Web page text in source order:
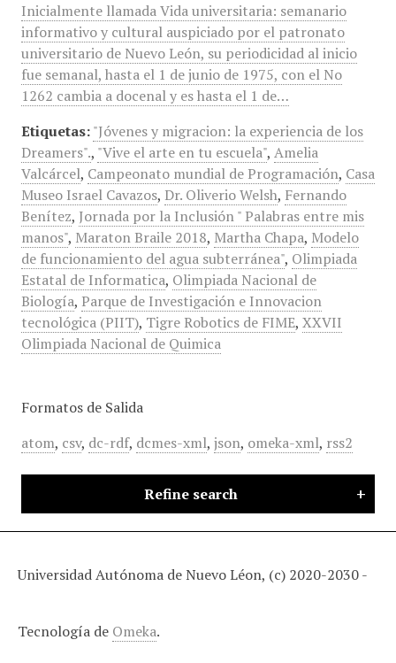
Inicialmente llamada Vida universitaria: semanario
informativo y cultural auspiciado por el patronato
universitario de Nuevo León, su periodicidad al inicio
fue semanal, hasta el 1 de junio de 1975, con el No
1262 cambia a docenal y es hasta el 1 de…
Etiquetas: "Jóvenes y migracion: la experiencia de los
Dreamers"., "Vive el arte en tu escuela", Amelia
Valcárcel, Campeonato mundial de Programación, Casa
Museo Israel Cavazos, Dr. Oliverio Welsh, Fernando
Benítez, Jornada por la Inclusión " Palabras entre mis
manos", Maraton Braile 2018, Martha Chapa, Modelo
de funcionamiento del agua subterránea", Olimpiada
Estatal de Informatica, Olimpiada Nacional de
Biología, Parque de Investigación e Innovacion
tecnológica (PIIT), Tigre Robotics de FIME, XXVII
Olimpiada Nacional de Quimica
Formatos de Salida
atom, csv, dc-rdf, dcmes-xml, json, omeka-xml, rss2
Refine search
Universidad Autónoma de Nuevo Léon, (c) 2020-2030 -
Tecnología de Omeka.